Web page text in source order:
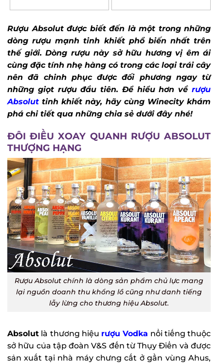
nhất trên thế giới. Dòng rượu này sở hữu
hương vị êm ái cùng đặc tính nhẹ hàng có
trong các loại trái cây nên đã chinh phục được
đối phương ngay từ những giọt rượu đầu tiên.
Để hiểu hơn vềrượu Absolut tinh khiết này,
hãy cùng Winecity khám phá chi tiết qua
những chia sẻ dưới đây nhé!
ĐÔI ĐIỀU XOAY QUANH RƯỢU ABSOLUT
THƯỢNG HẠNG
Rượu Absolut chính là dòng sản phẩm chủ lực mang
lại nguồn doanh thu khổng lồ cũng như danh tiếng
lẫy lừng cho thương hiệu Absolut.
thuộc sở hữu của tập đoàn V&S đến từ Thụy Điển
và được sản xuất tại nhà máy chưng cất ở gần
vùng Ahus, Scania, phía Nam Thụy Điển. Trải qua